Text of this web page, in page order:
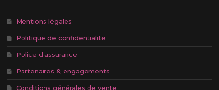
Mentions légales
Politique de confidentialité
Police d’assurance
Partenaires & engagements
Conditions générales de vente